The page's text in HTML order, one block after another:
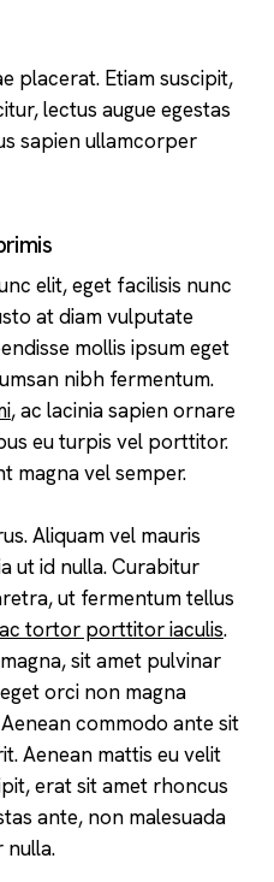
placerat. Etiam suscipit,
lectus augue egestas
sapien ullamcorper
elit, eget facilisis nunc
at diam vulputate
mollis ipsum eget
nibh fermentum.
, ac lacinia sapien ornare
eu turpis vel porttitor.
magna vel semper.
Aliquam vel mauris
ut id nulla. Curabitur
ut fermentum tellus
tortor porttitor iaculis.
sit amet pulvinar
orci non magna
commodo ante sit
Aenean mattis eu velit
erat sit amet rhoncus
ante, non malesuada
nulla.